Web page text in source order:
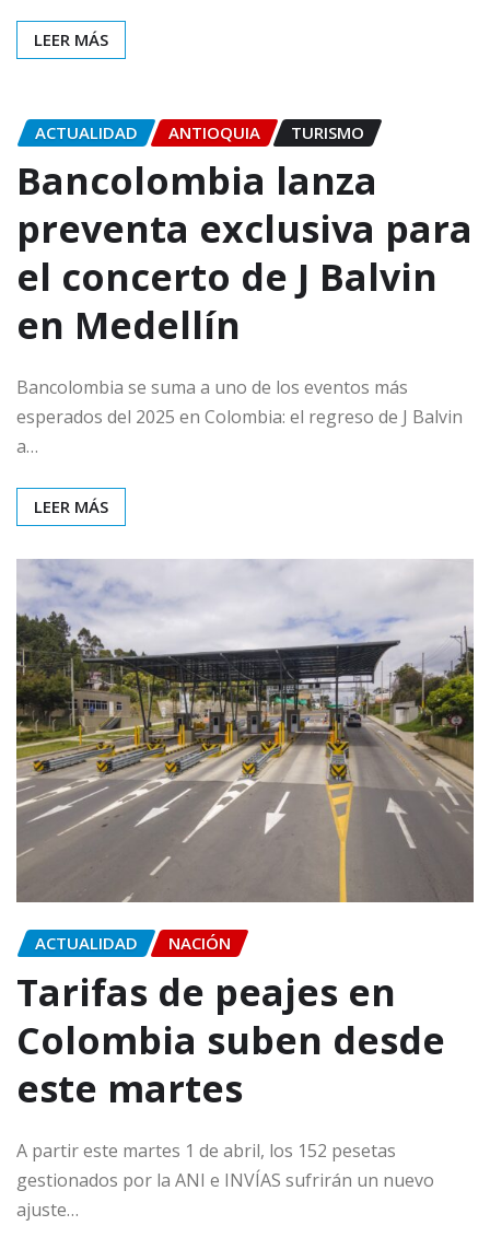
LEER MÁS
ACTUALIDAD ANTIOQUIA TURISMO
Bancolombia lanza
preventa exclusiva para
el concerto de J Balvin
en Medellín
Bancolombia se suma a uno de los eventos más
esperados del 2025 en Colombia: el regreso de J Balvin
a…
LEER MÁS
ACTUALIDAD NACIÓN
Tarifas de peajes en
Colombia suben desde
este martes
A partir este martes 1 de abril, los 152 pesetas
gestionados por la ANI e INVÍAS sufrirán un nuevo
ajuste…